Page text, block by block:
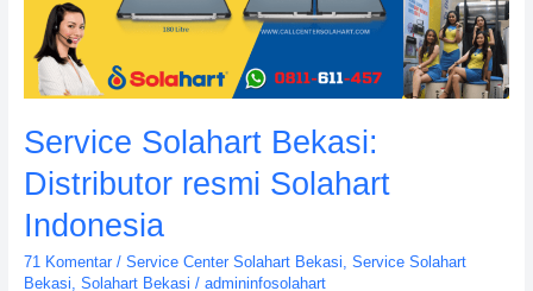
Service Solahart Bekasi:
Distributor resmi Solahart
Indonesia
71 Komentar / Service Center Solahart Bekasi, Service Solahart
Bekasi, Solahart Bekasi / admininfosolahart
Indonesia